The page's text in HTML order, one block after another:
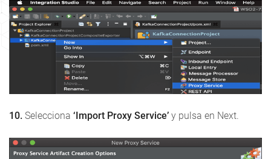
10. Selecciona ‘Import Proxy Service’ y pulsa en Next.